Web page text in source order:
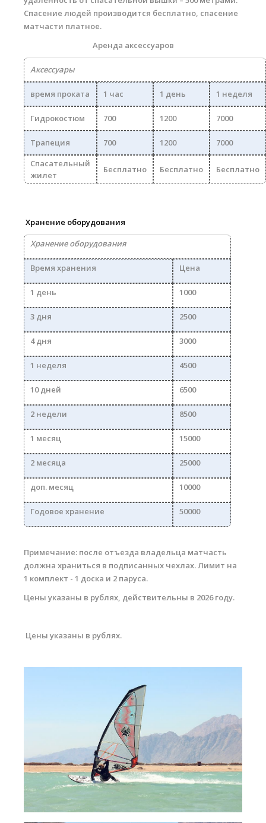
Спасение людей производится бесплатно, спасение
матчасти платное.
Аренда аксессуаров
Аксессуары
время проката 1 час 1 день 1 неделя
Гидрокостюм 700 1200 7000
Трапеция 700 1200
7000
Спасательный
жилет
Бесплатно Бесплатно Бесплатно
Хранение оборудования
Хранение оборудования
Время хранения Цена
1 день 1000
3 дня 2500
4 дня 3000
1 неделя 4500
10 дней 6500
2 недели 8500
1 месяц 15000
2 месяца 25000
доп. месяц 10000
Годовое хранение 50000
Примечание: после отъезда владельца матчасть
должна храниться в подписанных чехлах. Лимит на
1 комплект - 1 доска и 2 паруса.
Цены указаны в рублях, действительны в 2026 году.
Цены указаны в рублях.